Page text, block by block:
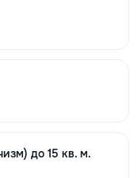
до 15 кв. м.